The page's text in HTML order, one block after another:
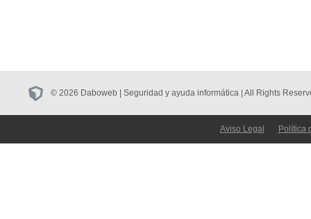
© 2026 Daboweb | Seguridad y ayuda informática | All Rights
Aviso Legal Política